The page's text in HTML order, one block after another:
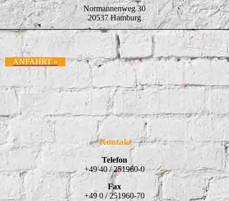
Normannenweg 30
20537 Hamburg
ANFAHRT »
Kontakt
Telefon
+49 40 / 251960-0
Fax
+49 0 / 251960-70